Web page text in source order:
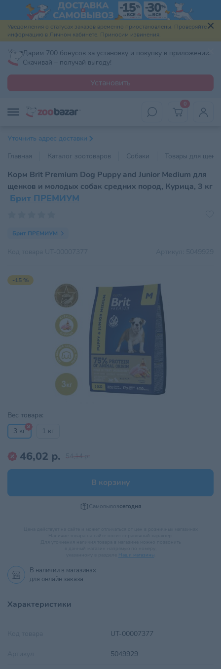
Уведомления о статусах заказов временно приостановлены. Проверяйте
информацию в Личном кабинете. Приносим извинения.
Дарим 700 бонусов за установку и покупку в приложении.
Скачивай – получай выгоду!
Установить
0
Уточнить адрес доставки
Главная
Каталог зоотоваров Собаки Товары для
Корм Brit Premium Dog Puppy and Junior Medium для
щенков и молодых собак средних пород, Курица, 3 кг
Брит ПРЕМИУМ
Брит ПРЕМИУМ
-15 %
Вес товара:
3 кг
1 кг
46,02 р. 54,14 р.
В корзину
Самовывозсегодня
Наши магазины.
В наличии в магазинах
для онлайн заказа
Характеристики
UT-00007377
5049929